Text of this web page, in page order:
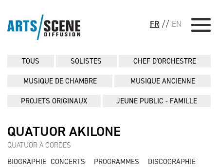
FR // EN
TOUS SOLISTES CHEF D'ORCHESTRE
MUSIQUE DE CHAMBRE MUSIQUE ANCIENNE
PROJETS ORIGINAUX JEUNE PUBLIC - FAMILLE
QUATUOR AKILONE
QUATUOR À CORDES
BIOGRAPHIE CONCERTS PROGRAMMES
DISCOGRAPHIE